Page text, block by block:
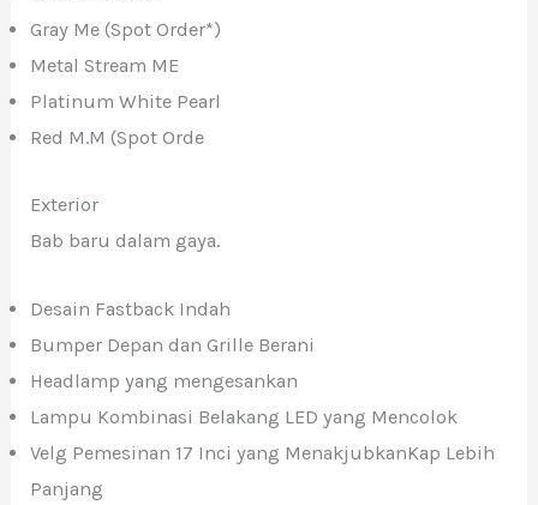
Gray Me (Spot Order*)
Metal Stream ME
Platinum White Pearl
Red M.M (Spot Orde
Exterior
Bab baru dalam gaya.
Desain Fastback Indah
Bumper Depan dan Grille Berani
Headlamp yang mengesankan
Lampu Kombinasi Belakang LED yang Mencolok
Velg Pemesinan 17 Inci yang MenakjubkanKap Lebih
Panjang